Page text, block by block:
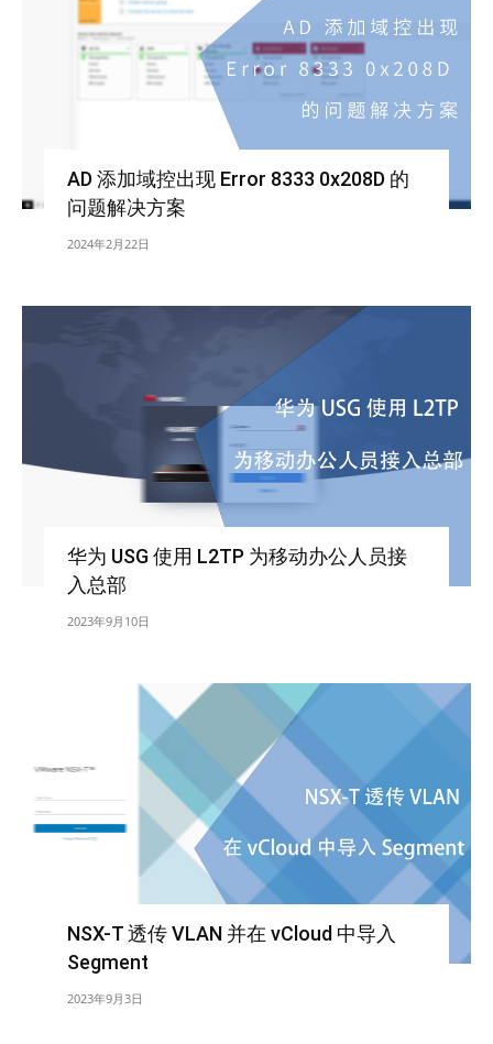
AD 添加域控出现 Error 8333 0x208D 的
问题解决方案
2024年2月22日
华为 USG 使用 L2TP 为移动办公人员接
入总部
2023年9月10日
NSX-T 透传 VLAN 并在 vCloud 中导入
Segment
2023年9月3日